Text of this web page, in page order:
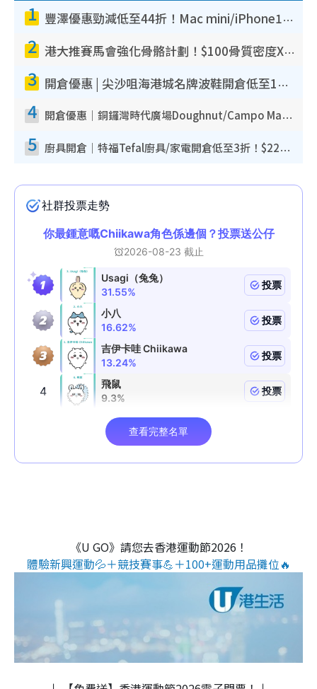
1 豐澤優惠勁減低至44折！Mac mini/iPhone17Pro大減價！廚房家電$220起
2 港大推賽馬會強化骨骼計劃！$100骨質密度X光檢查 完成免費運動訓練送超市禮券！附參加資格
3 開倉優惠 | 尖沙咀海港城名牌波鞋開倉低至1折！On鞋$899起／Joy&Peace鞋履$98起
4 開倉優惠｜銅鑼灣時代廣場Doughnut/Campo Marzio開倉低至1折！背囊、書包、手袋劈價$200起
5 廚具開倉｜特福Tefal廚具/家電開倉低至3折！$220起買平底鍋/炒鑊/湯煲！電飯煲/吸塵機/燙斗$418起
《U GO》請您去香港運動節2026！
體驗新興運動💦＋競技賽事💪＋100+運動用品攤位🔥